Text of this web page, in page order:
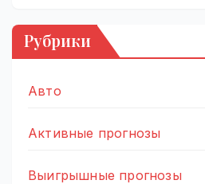
Рубрики
Авто
Активные прогнозы
Выигрышные прогнозы